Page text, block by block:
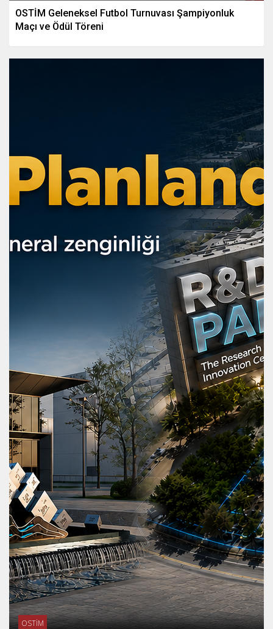
OSTİM Geleneksel Futbol Turnuvası Şampiyonluk
Maçı ve Ödül Töreni
OSTİM